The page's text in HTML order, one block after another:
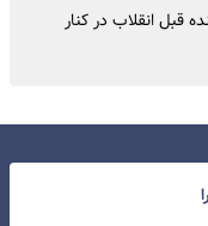
قبل انقلاب در کنار